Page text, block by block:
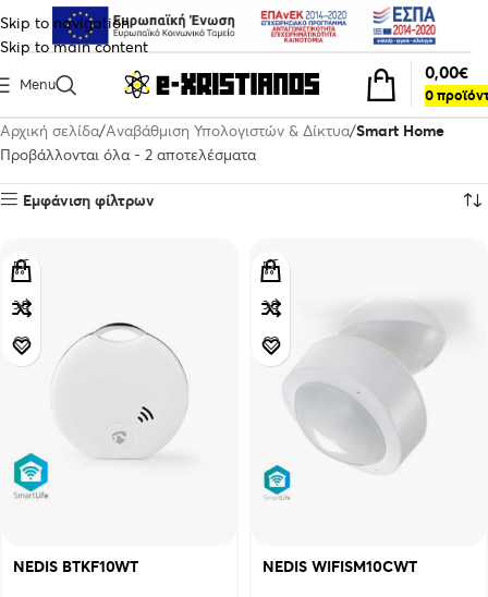
Skip to navigation
Skip to main content
Menu
0
0,00€
Αρχική σελίδα Αναβάθμιση Υπολογιστών & Δίκτυα Smart Home
Προβάλλονται όλα - 2 αποτελέσματα
Εμφάνιση φίλτρων
NEDIS BTKF10WT NEDIS WIFISM10CWT